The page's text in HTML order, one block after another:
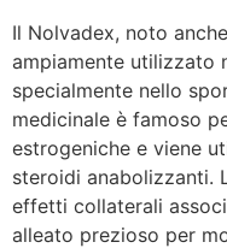
Il Nolvadex, noto
ampiamente utilizzato
specialmente nello
medicinale è famoso
estrogeniche e viene
steroidi anabolizzanti.
effetti collaterali
alleato prezioso per